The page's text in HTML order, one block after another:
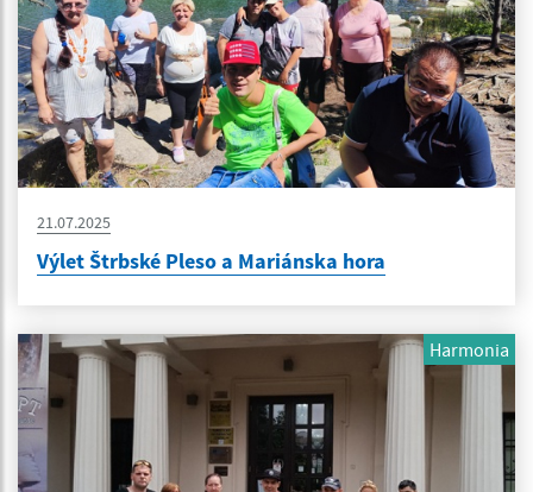
21.07.2025
Výlet Štrbské Pleso a Mariánska hora
Harmonia